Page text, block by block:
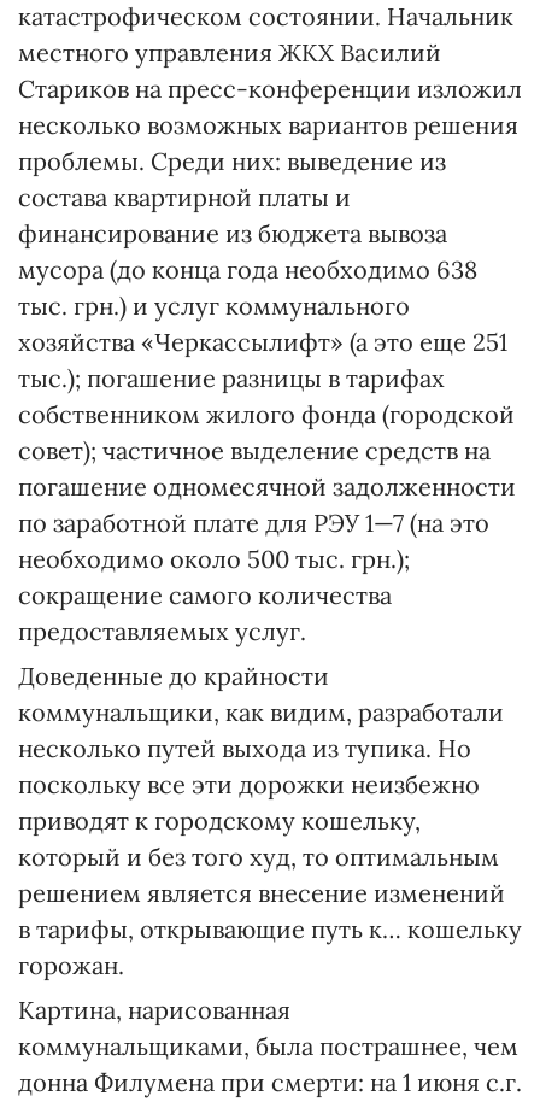
катастрофическом состоянии. Начальник
местного управления ЖКХ Василий
Стариков на пресс-конференции изложил
несколько возможных вариантов решения
проблемы. Среди них: выведение из
состава квартирной платы и
финансирование из бюджета вывоза
мусора (до конца года необходимо 638
тыс. грн.) и услуг коммунального
хозяйства «Черкассылифт» (а это еще 251
тыс.); погашение разницы в тарифах
собственником жилого фонда (городской
совет); частичное выделение средств на
погашение одномесячной задолженности
по заработной плате для РЭУ 1—7 (на это
необходимо около 500 тыс. грн.);
сокращение самого количества
предоставляемых услуг.
Доведенные до крайности
коммунальщики, как видим, разработали
несколько путей выхода из тупика. Но
поскольку все эти дорожки неизбежно
приводят к городскому кошельку,
который и без того худ, то оптимальным
решением является внесение изменений
в тарифы, открывающие путь к… кошельку
горожан.
Картина, нарисованная
коммунальщиками, была пострашнее, чем
донна Филумена при смерти: на 1 июня с.г.